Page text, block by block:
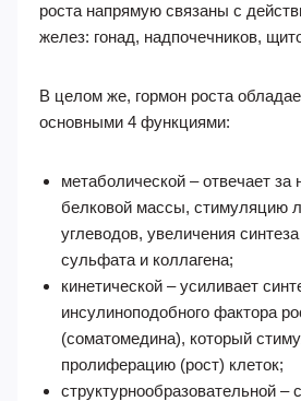
роста напрямую связаны с
желез: гонад, надпочечников,
В целом же, гормон роста
основными 4 функциями:
метаболической – отвечает за
белковой массы, стимуляцию
углеводов, увеличения
сульфата и коллагена;
кинетической – усиливает
инсулиноподобного фактора
(соматомедина), который
пролиферацию (рост) клеток;
структурнообразовательной –